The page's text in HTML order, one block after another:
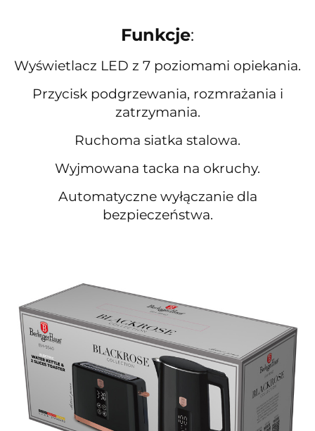
Funkcje:
Wyświetlacz LED z 7 poziomami opiekania.
Przycisk podgrzewania, rozmrażania i
zatrzymania.
Ruchoma siatka stalowa.
Wyjmowana tacka na okruchy.
Automatyczne wyłączanie dla
bezpieczeństwa.